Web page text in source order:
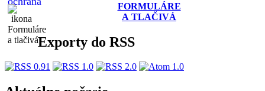
FORMULÁRE
A TLAČIVÁ
Exporty do RSS